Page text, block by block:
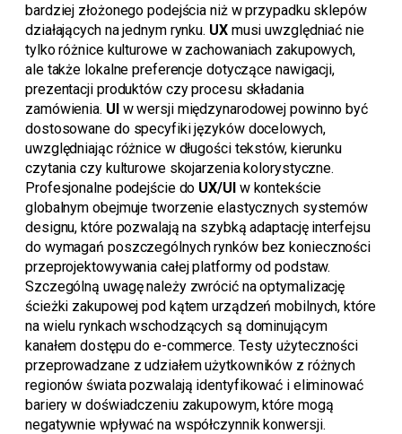
bardziej złożonego podejścia niż w przypadku sklepów
działających na jednym rynku. UXmusi uwzględniać nie
tylko różnice kulturowe w zachowaniach zakupowych,
ale także lokalne preferencje dotyczące nawigacji,
prezentacji produktów czy procesu składania
zamówienia. UIw wersji międzynarodowej powinno być
dostosowane do specyfiki języków docelowych,
uwzględniając różnice w długości tekstów, kierunku
czytania czy kulturowe skojarzenia kolorystyczne.
Profesjonalne podejście do UX/UIw kontekście
globalnym obejmuje tworzenie elastycznych systemów
designu, które pozwalają na szybką adaptację interfejsu
do wymagań poszczególnych rynków bez konieczności
przeprojektowywania całej platformy od podstaw.
Szczególną uwagę należy zwrócić na optymalizację
ścieżki zakupowej pod kątem urządzeń mobilnych, które
na wielu rynkach wschodzących są dominującym
kanałem dostępu do e-commerce. Testy użyteczności
przeprowadzane z udziałem użytkowników z różnych
regionów świata pozwalają identyfikować i eliminować
bariery w doświadczeniu zakupowym, które mogą
negatywnie wpływać na współczynnik konwersji.